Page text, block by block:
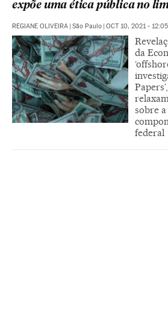
expõe uma ética pública no
REGIANE OLIVEIRA | São Paulo | OCT 10, 2021 - 12:05
da
sobre
federal